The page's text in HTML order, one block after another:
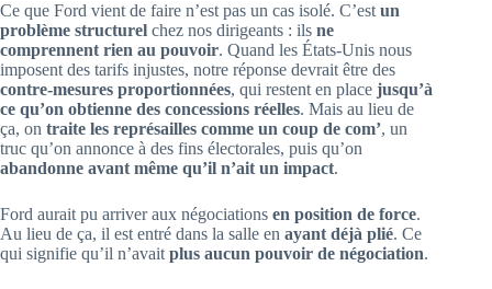
Ce que Ford vient de faire n’est pas un cas isolé. C’est un
problème structurel chez nos dirigeants : ils ne
comprennent rien au pouvoir. Quand les États-Unis nous
imposent des tarifs injustes, notre réponse devrait être des
contre-mesures proportionnées, qui restent en place jusqu’à
ce qu’on obtienne des concessions réelles. Mais au lieu de
ça, on traite les représailles comme un coup de com’, un
truc qu’on annonce à des fins électorales, puis qu’on
abandonne avant même qu’il n’ait un impact.
Ford aurait pu arriver aux négociations en position de force.
Au lieu de ça, il est entré dans la salle en ayant déjà plié. Ce
qui signifie qu’il n’avait plus aucun pouvoir de négociation.